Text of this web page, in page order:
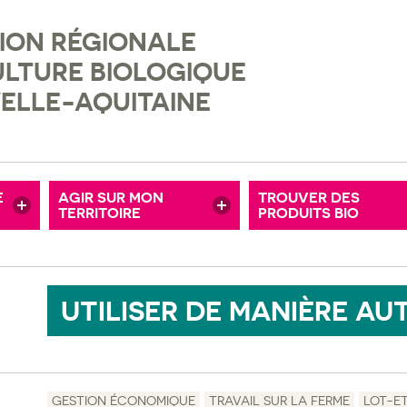
RÉGIONALE
BIOLOGIQUE
AQUITAINE
BIO
ET DÉVELOPPEMENT
AGIR SUR MON
TERRITOIRE
TERRITOIRES BIO
AUTODIAGNOSTIC COLLECTIVITÉ
ASSOCIATIONS, COLLECTIFS CITOYENS
TROUVER DES
PRODUITS BIO
POUR LA RESTO CO
UTILISER DE MANIÈRE
GESTION ÉCONOMIQUE TRAVAIL SUR LA FERME LOT-